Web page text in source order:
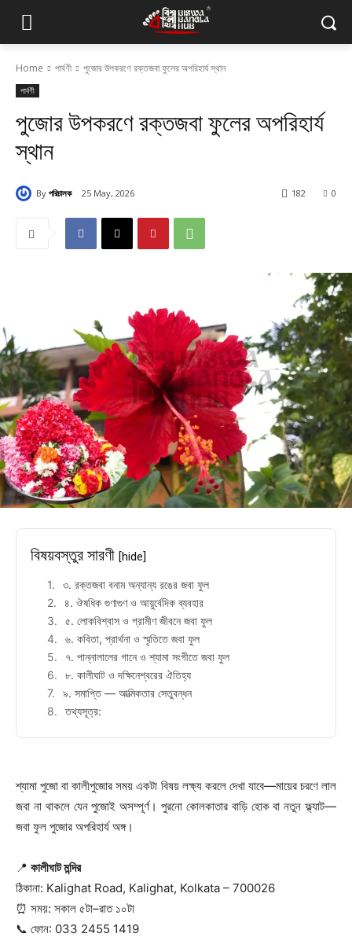
Home পার্বণী পুজোর উপকরণে রক্তজবা ফুলের অপরিহার্য স্থান
পার্বণী
পুজোর উপকরণে রক্তজবা ফুলের অপরিহার্য
স্থান
By পরিচালক 25 May, 2026 0
182
বিষয়বস্তুর সারণী [hide]
৩. রক্তজবা বনাম অন্যান্য রঙের জবা ফুল
৪. ঔষধিক গুণাগুণ ও আয়ুর্বেদিক ব্যবহার
৫. লোকবিশ্বাস ও গ্রামীণ জীবনে জবা ফুল
৬. কবিতা, প্রার্থনা ও স্মৃতিতে জবা ফুল
৭. পান্নালালের গানে ও শ্যামা সংগীতে জবা ফুল
৮. কালীঘাট ও দক্ষিনেশ্বরের ঐতিহ্য
৯. সমাপ্তি — আত্মিকতার সেতুবন্ধন
তথ্যসূত্র:
শ্যামা পুজো বা কালীপুজোর সময় একটা বিষয় লক্ষ্য করলে দেখা যাবে—মায়ের চরণে লাল
জবা না থাকলে যেন পুজোই অসম্পূর্ণ। পুরনো কোলকাতার বাড়ি হোক বা নতুন ফ্ল্যাট—
জবা ফুল পুজোর অপরিহার্য অঙ্গ।
📍 কালীঘাট মন্দির
ঠিকানা: Kalighat Road, Kalighat, Kolkata – 700026
⏰ সময়: সকাল ৫টা–রাত ১০টা
📞 ফোন: 033 2455 1419